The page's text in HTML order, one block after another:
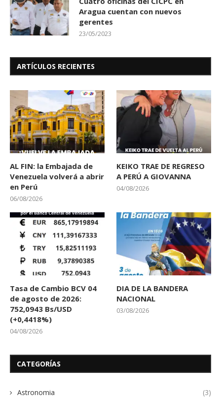
Aragua cuentan con nuevos
gerentes
23/05/2023
ARTÍCULOS RECIENTES
AL FIN: la Embajada de
Venezuela volverá a abrir
en Perú
06/08/2026
KEIKO TRAE DE REGRESO
A PERÚ A GIOVANNA
04/08/2026
Tasa de Cambio BCV 04
de agosto de 2026:
752,0943 Bs/USD
(+0,4418%)
04/08/2026
DIA DE LA BANDERA
NACIONAL
03/08/2026
CATEGORÍAS
Astronomia (3)